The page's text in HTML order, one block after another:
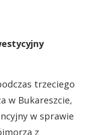
trzeciego
w Bukareszcie,
w sprawie
z